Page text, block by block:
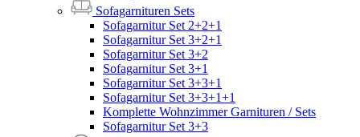
Sofagarnituren Sets
Sofagarnitur Set 2+2+1
Sofagarnitur Set 3+2+1
Sofagarnitur Set 3+2
Sofagarnitur Set 3+1
Sofagarnitur Set 3+3+1
Sofagarnitur Set 3+3+1+1
Komplette Wohnzimmer Garnituren / Sets
Sofagarnitur Set 3+3